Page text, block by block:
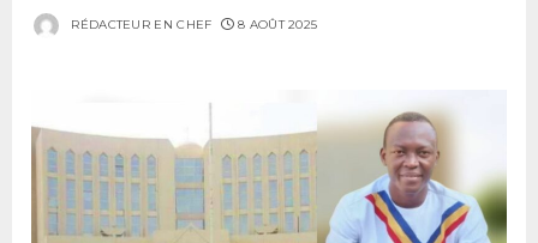
RÉDACTEUR EN CHEF 8 AOÛT 2025